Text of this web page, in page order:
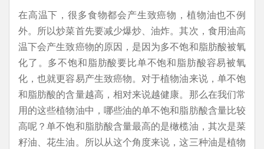
在高温下，很多食物都会产生致癌物，植物油也不例
外。所以炒菜首先要减少爆炒、油炸。其次，食用油高
温下会产生致癌物的原因，是因为多不饱和脂肪酸被氧
化了。多不饱和脂肪酸要比单不饱和脂肪酸容易被氧
化，也就更容易产生致癌物。对于植物油来说，单不饱
和脂肪酸的含量越高，相对来说越健康。那么在我们常
用的这些植物油中，哪些油的单不饱和脂肪酸含量比较
高呢？单不饱和脂肪酸含量最高的是橄榄油，其次是菜
籽油、花生油。所以从这个角度来说，这三种油是植物